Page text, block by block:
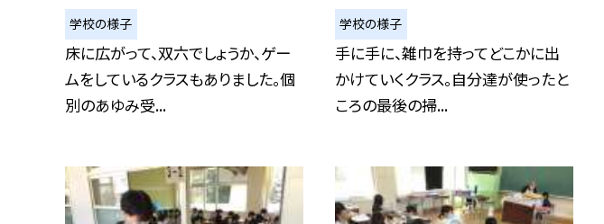
学校の様子
床に広がって、双六でしょうか、ゲー
ムをしているクラスもありました。個
別のあゆみ受...
学校の様子
手に手に、雑巾を持ってどこかに出
かけていくクラス。自分達が使ったと
ころの最後の掃...